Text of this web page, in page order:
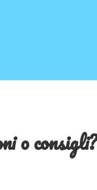
o consigli?